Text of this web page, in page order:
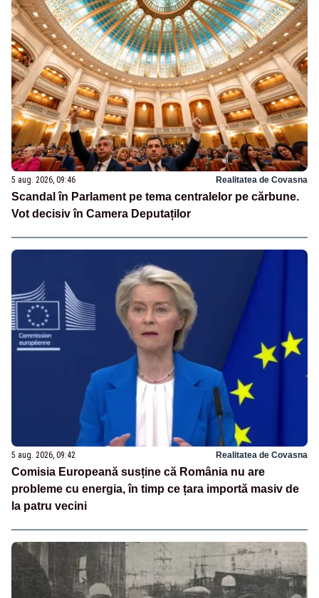
5 aug. 2026, 09:46 Realitatea de Covasna
Scandal în Parlament pe tema centralelor pe cărbune.
Vot decisiv în Camera Deputaților
5 aug. 2026, 09:42 Realitatea de Covasna
Comisia Europeană susține că România nu are
probleme cu energia, în timp ce țara importă masiv de
la patru vecini